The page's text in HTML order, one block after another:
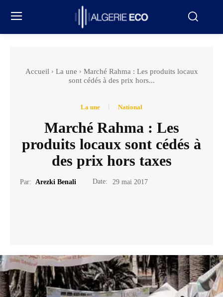
Accueil La une
Marché Rahma : Les produits locaux
sont cédés à des prix hors...
La une National
Marché Rahma : Les
produits locaux sont cédés à
des prix hors taxes
Par: Arezki Benali Date: 29 mai 2017